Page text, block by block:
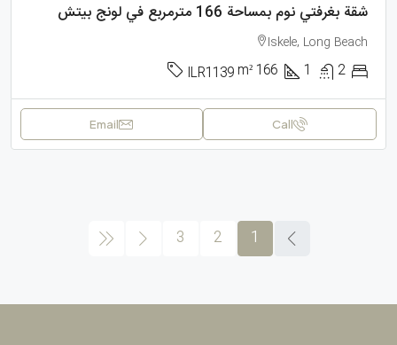
شقة بغرفتي نوم بمساحة 166 مترمربع في لونج بيتش
Iskele, Long Beach
2
1
166
m²
ILR1139
Call
Email
1
2
3